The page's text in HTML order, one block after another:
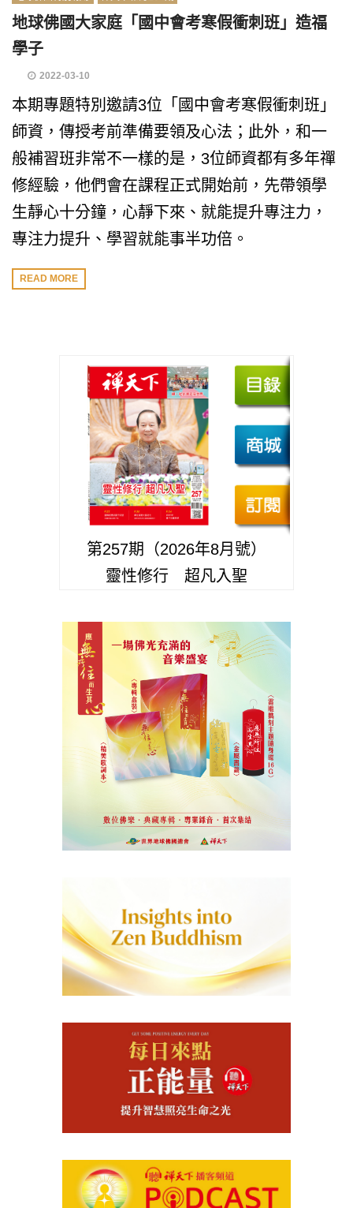
地球佛國大家庭「國中會考寒假衝刺班」造福
學子
2022-03-10
本期專題特別邀請3位「國中會考寒假衝刺班」
師資，傳授考前準備要領及心法；此外，和一
般補習班非常不一樣的是，3位師資都有多年禪
修經驗，他們會在課程正式開始前，先帶領學
生靜心十分鐘，心靜下來、就能提升專注力，
專注力提升、學習就能事半功倍。
READ MORE
第257期（2026年8月號）
靈性修行 超凡入聖